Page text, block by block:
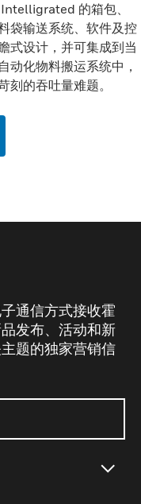
的箱包、
袋输送系统、软件及控
式设计，并可集成到当
动化物料搬运系统中，
刻的吞吐量难题。
通信方式接收霍
发布、活动和新
题的独家营销信